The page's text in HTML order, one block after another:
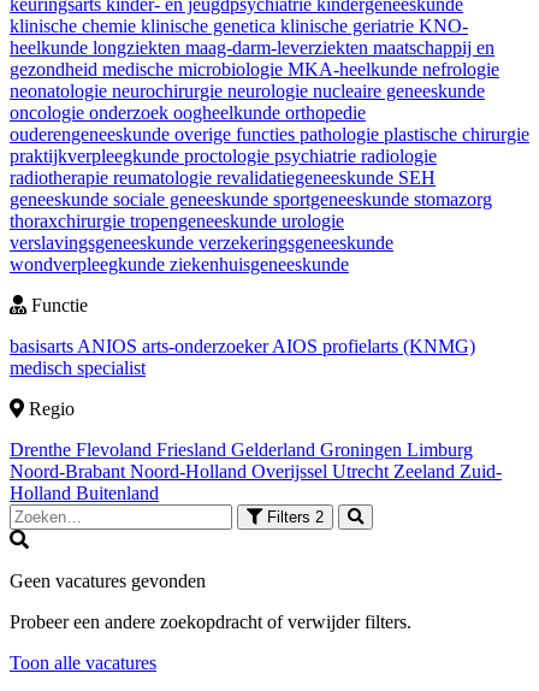
klinische chemie klinische genetica klinische geriatrie KNO-
heelkunde longziekten maag-darm-leverziekten maatschappij en
gezondheid medische microbiologie MKA-heelkunde nefrologie
neonatologie neurochirurgie neurologie nucleaire geneeskunde
oncologie onderzoek oogheelkunde orthopedie
ouderengeneeskunde overige functies pathologie plastische chirurgie
praktijkverpleegkunde proctologie psychiatrie radiologie
radiotherapie reumatologie revalidatiegeneeskunde SEH
geneeskunde sociale geneeskunde sportgeneeskunde stomazorg
thoraxchirurgie tropengeneeskunde urologie
verslavingsgeneeskunde verzekeringsgeneeskunde
wondverpleegkunde ziekenhuisgeneeskunde
Functie
basisarts ANIOS arts-onderzoekerAIOS profielarts (KNMG)
medisch specialist
Regio
Drenthe Flevoland Friesland Gelderland Groningen Limburg
Noord-Brabant Noord-Holland Overijssel Utrecht Zeeland Zuid-
Holland Buitenland
Filters 2
Geen vacatures gevonden
Probeer een andere zoekopdracht of verwijder filters.
Toon alle vacatures